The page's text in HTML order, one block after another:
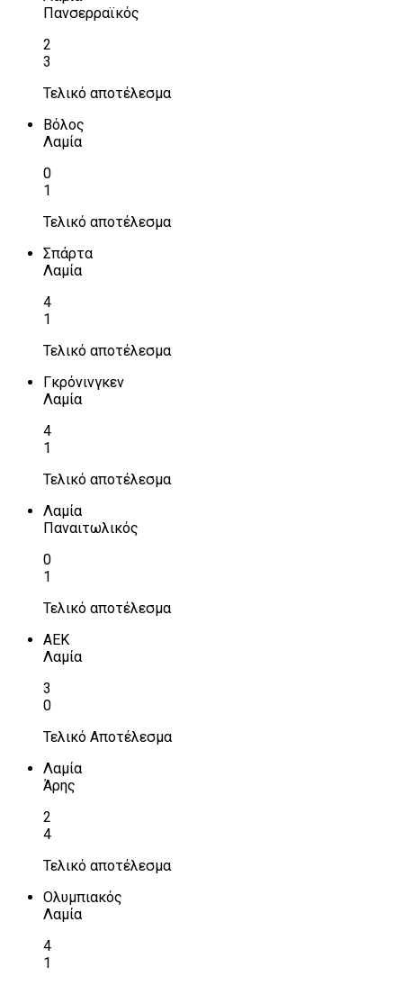
Πανσερραϊκός
2
3
Τελικό αποτέλεσμα
Βόλος
Λαμία
0
1
Τελικό αποτέλεσμα
Σπάρτα
Λαμία
4
1
Τελικό αποτέλεσμα
Γκρόνινγκεν
Λαμία
4
1
Τελικό αποτέλεσμα
Λαμία
Παναιτωλικός
0
1
Τελικό αποτέλεσμα
ΑΕΚ
Λαμία
3
0
Τελικό Αποτέλεσμα
Λαμία
Άρης
2
4
Τελικό αποτέλεσμα
Ολυμπιακός
Λαμία
4
1